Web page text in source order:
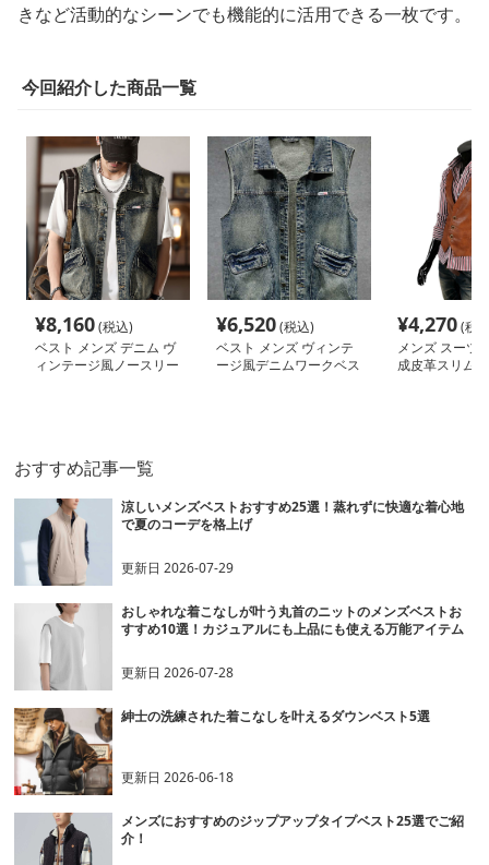
きなど活動的なシーンでも機能的に活用できる一枚です。
今回紹介した商品一覧
¥8,160(税込)
ベスト メンズ デニム ヴ
ィンテージ風ノースリー
¥6,520(税込)
ベスト メンズ ヴィンテ
ージ風デニムワークベス
¥4,270(税
メンズ スーツ
成皮革スリム
おすすめ記事一覧
涼しいメンズベストおすすめ25選！蒸れずに快適な着心地
で夏のコーデを格上げ
更新日2026-07-29
おしゃれな着こなしが叶う丸首のニットのメンズベストお
すすめ10選！カジュアルにも上品にも使える万能アイテム
更新日2026-07-28
紳士の洗練された着こなしを叶えるダウンベスト5選
更新日2026-06-18
メンズにおすすめのジップアップタイプベスト25選でご紹
介！